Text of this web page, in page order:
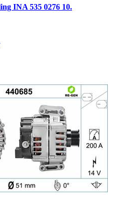
INA 535 0276 10.